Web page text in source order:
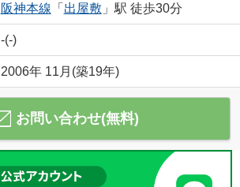
阪神本線 「 出屋敷 」駅 徒歩30分
-(-)
2006年 11月(築19年)
お問い合わせ(無料)